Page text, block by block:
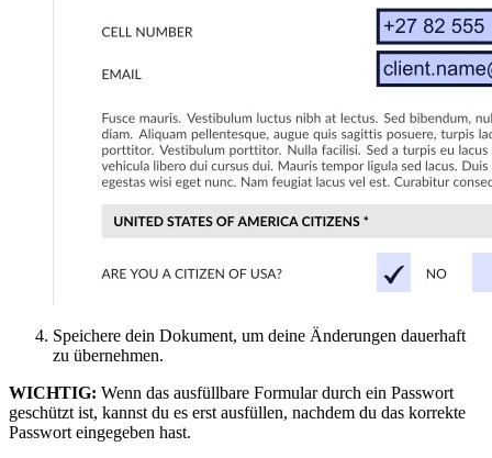
Speichere dein Dokument, um deine Änderungen dauerhaft
zu übernehmen.
WICHTIG: Wenn das ausfüllbare Formular durch ein Passwort
geschützt ist, kannst du es erst ausfüllen, nachdem du das korrekte
Passwort eingegeben hast.